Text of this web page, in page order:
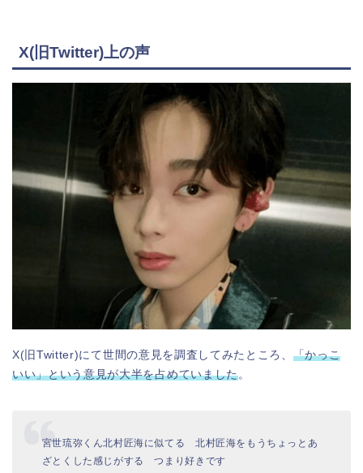
X(旧Twitter)上の声
X(旧Twitter)にて世間の意見を調査してみたところ、 「かっこ
いい」という意見が大半を占めていました。
宮世琉弥くん北村匠海に似てる 北村匠海をもうちょっとあ
ざとくした感じがする つまり好きです